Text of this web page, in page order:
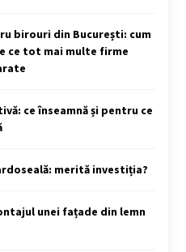
birouri din București: cum
ce tot mai multe firme
ce înseamnă și pentru ce
merită investiția?
unei fațade din lemn